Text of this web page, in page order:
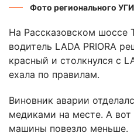
Фото регионального
На Рассказовском шоссе
водитель LADA PRIORA
красный и столкнулся с
ехала по правилам.
Виновник аварии
медиками на месте. А
машины повезло меньше.